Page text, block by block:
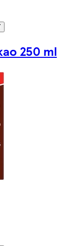
250 ml